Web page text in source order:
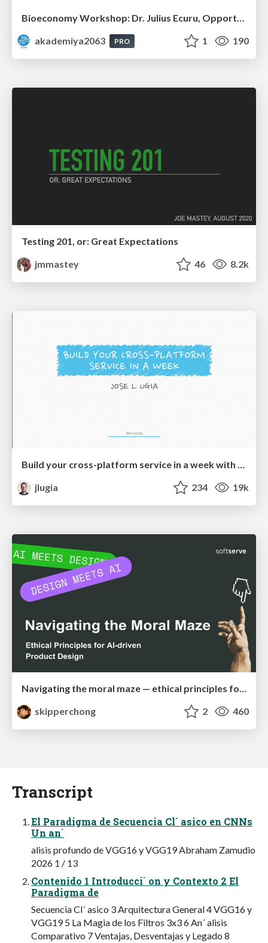
akademiya2063
PRO 1 190
Testing 201, or: Great Expectations
jmmastey
46 8.2k
Build your cross-platform service in a week with App Engine
jlugia
234 19k
skipperchong
2 460
Transcript
El Paradigma de Secuencia Cl´ asico en CNNs
Un an´
alisis profundo de VGG16 y VGG19 Abraham Zamudio
2026 1 / 13
Contenido 1 Introducci´ on y Contexto 2 El
Paradigma de
Secuencia Cl´ asico 3 Arquitectura General 4 VGG16 y
VGG19 5 La Magia de los Filtros 3x3 6 An´ alisis
Comparativo 7 Ventajas, Desventajas y Legado 8